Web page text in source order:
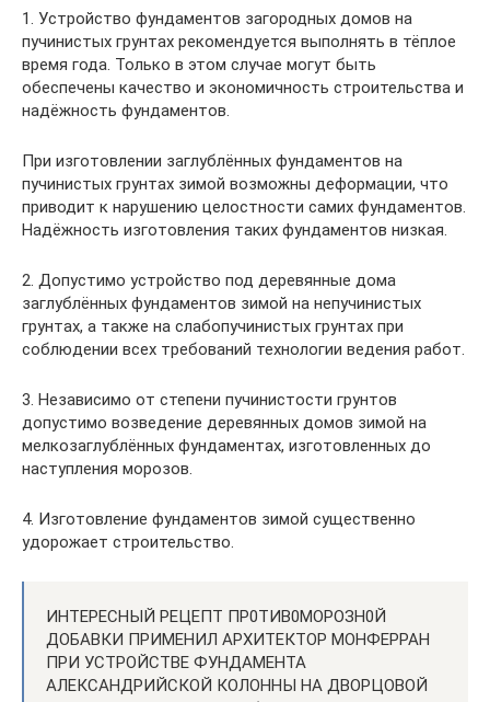
1. Устройство фундаментов загородных домов на
пучинистых грунтах рекомендуется выполнять в тёплое
время года. Только в этом случае могут быть
обеспечены качество и экономичность строительства и
надёжность фундаментов.
При изготовлении заглублённых фундаментов на
пучинистых грунтах зимой возможны деформации, что
приводит к нарушению целостности самих фундаментов.
Надёжность изготовления таких фундаментов низкая.
2. Допустимо устройство под деревянные дома
заглублённых фундаментов зимой на непучинистых
грунтах, а также на слабопучинистых грунтах при
соблюдении всех требований технологии ведения работ.
3. Независимо от степени пучинистости грунтов
допустимо возведение деревянных домов зимой на
мелкозаглублённых фундаментах, изготовленных до
наступления морозов.
4. Изготовление фундаментов зимой существенно
удорожает строительство.
ИНТЕРЕСНЫЙ РЕЦЕПТ ПР0ТИВ0МОРОЗН0Й
ДОБАВКИ ПРИМЕНИЛ АРХИТЕКТОР МОНФЕРРАН
ПРИ УСТРОЙСТВЕ ФУНДАМЕНТА
АЛЕКСАНДРИЙСКОЙ КОЛОННЫ НА ДВОРЦОВОЙ